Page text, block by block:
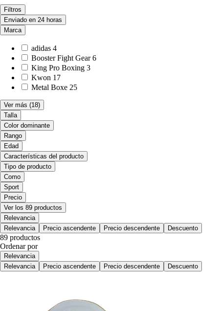
Filtros
Enviado en 24 horas
Marca
adidas 4
Booster Fight Gear 6
King Pro Boxing 3
Kwon 17
Metal Boxe 25
Ver más (18)
Talla
Color dominante
Rango
Edad
Características del producto
Tipo de producto
Como
Sport
Precio
Ver los 89 productos
Relevancia
Relevancia
Precio ascendente Precio descendente Descuento
89 productos
Ordenar por
Relevancia
Relevancia
Precio ascendente Precio descendente Descuento